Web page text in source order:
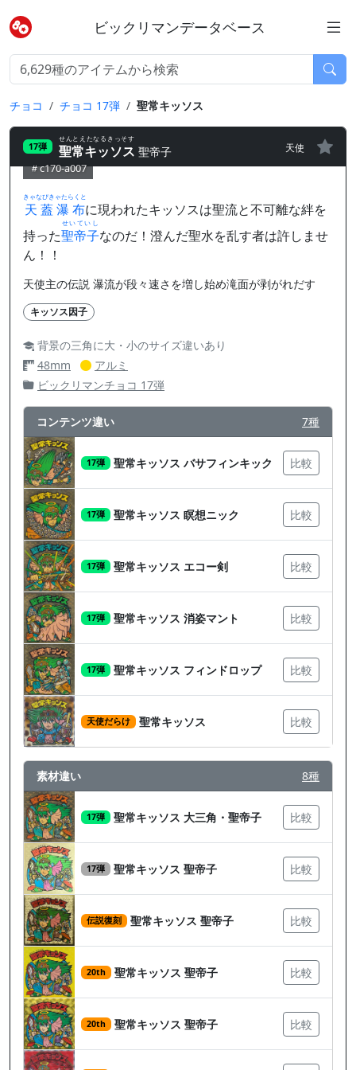
ビックリマンデータベース
チョコ チョコ 17弾 聖常キッソス
17弾 聖常キッソス
せんとえたなるきっそす
聖帝子 天使
c170-a007
天蓋瀑布
きゃなぴきゃたらくと
に現われたキッソスは聖流と不可離な絆を
持った聖帝子
せいていし
なのだ！澄んだ聖水を乱す者は許しませ
ん！！
天使主の伝説 瀑流が段々速さを増し始め滝面が剥がれだす
キッソス因子
背景の三角に大・小のサイズ違いあり
48mm
アルミ
ビックリマンチョコ 17弾
コンテンツ違い 7種
17弾 聖常キッソス バサフィンキック 比較
17弾 聖常キッソス 瞑想ニック 比較
17弾 聖常キッソス エコー剣 比較
17弾 聖常キッソス 消姿マント 比較
17弾 聖常キッソス フィンドロップ 比較
天使だらけ 聖常キッソス 比較
素材違い 8種
17弾 聖常キッソス 大三角・聖帝子 比較
17弾 聖常キッソス 聖帝子 比較
伝説復刻 聖常キッソス 聖帝子 比較
20th 聖常キッソス 聖帝子 比較
20th 聖常キッソス 聖帝子 比較